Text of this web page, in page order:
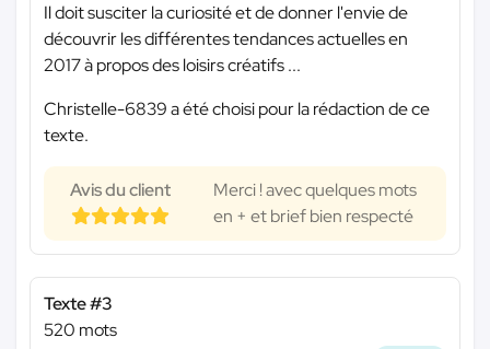
Il doit susciter la curiosité et de donner l'envie de
découvrir les différentes tendances actuelles en
2017 à propos des loisirs créatifs ...
Christelle-6839 a été choisi pour la rédaction de ce
texte.
Avis du client
Merci ! avec quelques mots
en + et brief bien respecté
Texte #3
520 mots